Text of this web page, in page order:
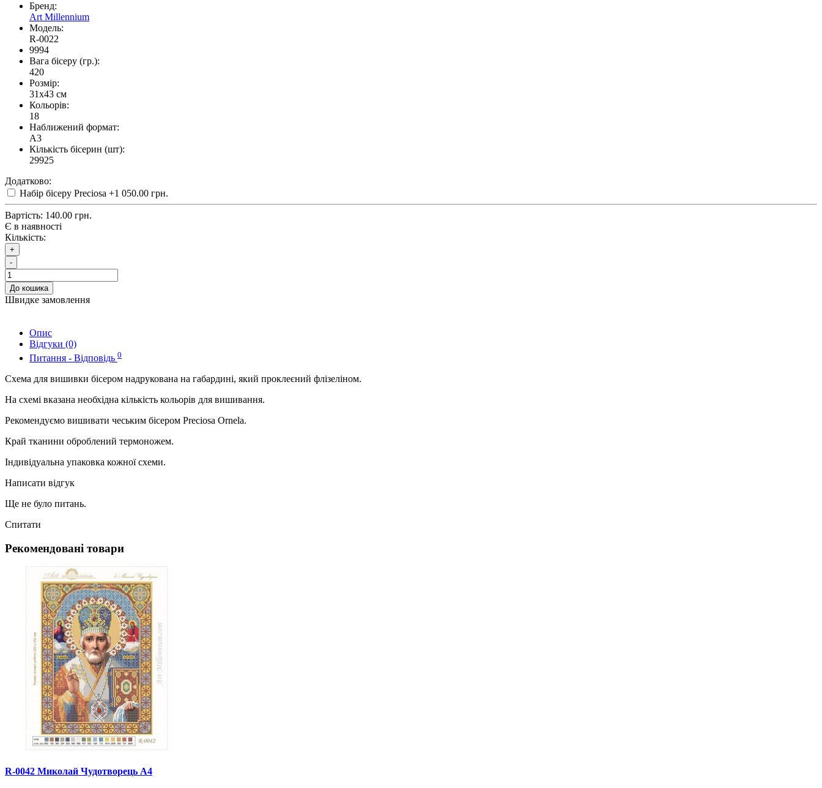
Бренд:
Art Millennium
Модель:
R-0022
9994
Вага бісеру (гр.):
420
Розмір:
31x43 см
Кольорів:
18
Наближений формат:
A3
Кількість бісерин (шт):
29925
Додатково:
Набір бісеру Preciosa +1 050.00 грн.
Вартість: 140.00 грн.
Є в наявності
Кількість:
+
-
До кошика
Швидке замовлення
Опис
Відгуки (0)
Питання - Відповідь 0
Схема для вишивки бісером надрукована на габардині, який проклеєний флізеліном.
На схемі вказана необхідна кількість кольорів для вишивання.
Рекомендуємо вишивати чеським бісером Preciosa Ornela.
Край тканини оброблений термоножем.
Індивідуальна упаковка кожної схеми.
Написати відгук
Ще не було питань.
Спитати
Рекомендовані товари
R-0042 Миколай Чудотворець А4